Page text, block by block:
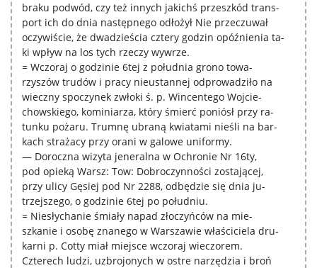
braku podwód, czy też innych jakichś przeszkód trans-
port ich do dnia następnego odłożył Nie przeczuwał
oczywiście, że dwadzieścia cztery godzin opóźnienia ta-
ki wpływ na los tych rzeczy wywrze.
= Wczoraj o godzinie 6tej z południa grono towa-
rzyszów trudów i pracy nieustannej odprowadziło na
wieczny spoczynek zwłoki ś. p. Wincentego Wojcie-
chowskiego, kominiarza, który śmierć poniósł przy ra-
tunku pożaru. Trumnę ubraną kwiatami nieśli na bar-
kach strażacy przy orani w galowe uniformy.
— Doroczna wizyta jeneralna w Ochronie Nr 16ty,
pod opieką Warsz: Tow: Dobroczynności zostającej,
przy ulicy Gęsiej pod Nr 2288, odbędzie się dnia ju-
trzejszego, o godzinie 6tej po południu.
= Niesłychanie śmiały napad złoczyńców na mie-
szkanie i osobę znanego w Warszawie właściciela dru-
karni p. Cotty miał miejsce wczoraj wieczorem.
Czterech ludzi, uzbrojonych w ostre narzędzia i broń